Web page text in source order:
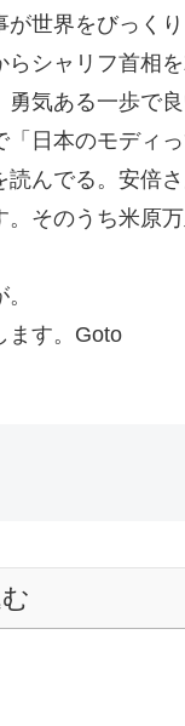
世界をびっく
シャリフ首相
気ある一歩で良
日本のモディっ
んでる。安倍
そのうち米原
ます。Goto